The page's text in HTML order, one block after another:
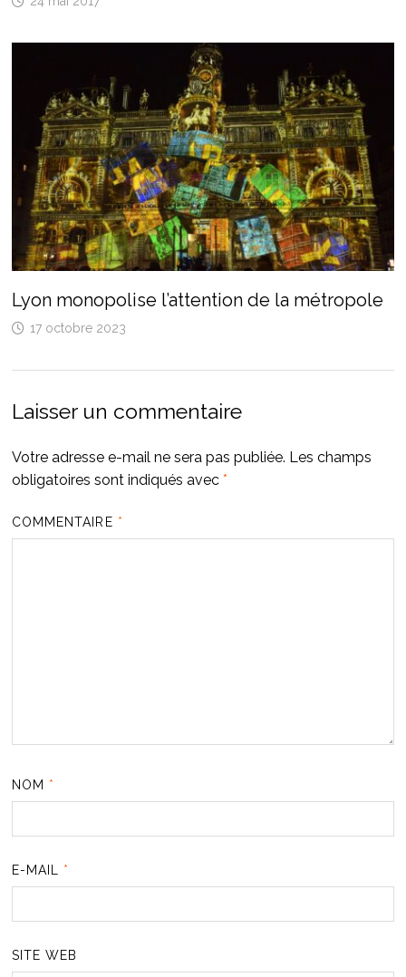
Lyon monopolise l’attention de la métropole
17 octobre 2023
Laisser un commentaire
Votre adresse e-mail ne sera pas publiée. Les champs
obligatoires sont indiqués avec *
COMMENTAIRE *
NOM *
E-MAIL *
SITE WEB